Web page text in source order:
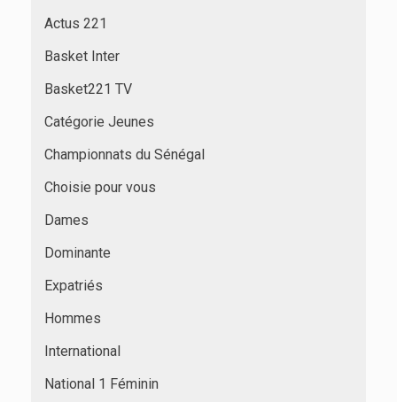
Actus 221
Basket Inter
Basket221 TV
Catégorie Jeunes
Championnats du Sénégal
Choisie pour vous
Dames
Dominante
Expatriés
Hommes
International
National 1 Féminin